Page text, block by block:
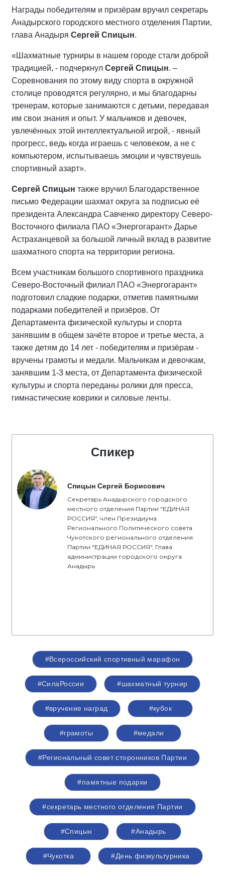
Награды победителям и призёрам вручил секретарь
Анадырского городского местного отделения Партии,
глава Анадыря Сергей Спицын.
«Шахматные турниры в нашем городе стали доброй
традицией, - подчеркнул Сергей Спицын. –
Соревнования по этому виду спорта в окружной
столице проводятся регулярно, и мы благодарны
тренерам, которые занимаются с детьми, передавая
им свои знания и опыт. У мальчиков и девочек,
увлечённых этой интеллектуальной игрой, - явный
прогресс, ведь когда играешь с человеком, а не с
компьютером, испытываешь эмоции и чувствуешь
спортивный азарт».
Сергей Спицын также вручил Благодарственное
письмо Федерации шахмат округа за подписью её
президента Александра Савченко директору Северо-
Восточного филиала ПАО «Энергогарант» Дарье
Астраханцевой за большой личный вклад в развитие
шахматного спорта на территории региона.
Всем участникам большого спортивного праздника
Северо-Восточный филиал ПАО «Энергогарант»
подготовил сладкие подарки, отметив памятными
подарками победителей и призёров. От
Департамента физической культуры и спорта
занявшим в общем зачёте второе и третье места, а
также детям до 14 лет - победителям и призёрам -
вручены грамоты и медали. Мальчикам и девочкам,
занявшим 1-3 места, от Департамента физической
культуры и спорта переданы ролики для пресса,
гимнастические коврики и силовые ленты.
Спикер
Спицын Сергей Борисович
Секретарь Анадырского городского
местного отделения Партии "ЕДИНАЯ
РОССИЯ", член Президиума
Регионального Политического совета
Чукотского регионального отделения
Партии "ЕДИНАЯ РОССИЯ", Глава
администрации городского округа
Анадырь
#Всероссийский спортивный марафон
#СилаРоссии #шахматный турнир
#вручение наград #кубок
#грамоты #медали
#Региональный совет сторонников Партии
#памятные подарки
#секретарь местного отделения Партии
#Спицын #Анадырь
#Чукотка #День физкультурника